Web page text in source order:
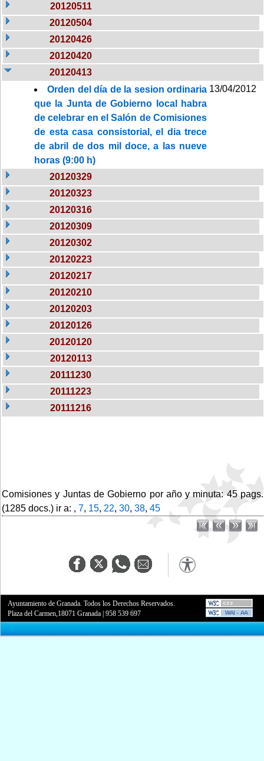
20120511
20120504
20120426
20120420
20120413
Orden del día de la sesion ordinaria
que la Junta de Gobierno local habra
de celebrar en el Salón de Comisiones
de esta casa consistorial, el dia trece
de abril de dos mil doce, a las nueve
horas (9:00 h)
13/04/2012
20120329
20120323
20120316
20120309
20120302
20120223
20120217
20120210
20120203
20120126
20120120
20120113
20111230
20111223
20111216
Comisiones y Juntas de Gobierno por año y minuta: 45 pags.
(1285 docs.) ir a: , 7, 15, 22, 30, 38, 45
Ayuntamiento de Granada. Todos los Derechos Reservados.
Plaza del Carmen,18071 Granada |958 539 697